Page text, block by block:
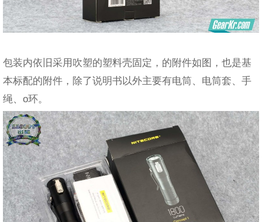
包装内依旧采用吹塑的塑料壳固定，的附件如图，也是基
本标配的附件，除了说明书以外主要有电筒、电筒套、手
绳、o环。